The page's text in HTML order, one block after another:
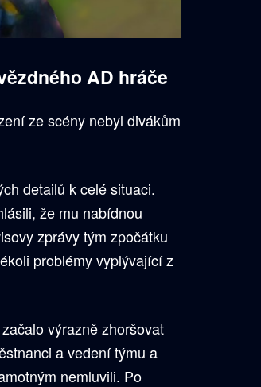
AD hráče
ze scény nebyl divákům
detailů k celé situaci.
že mu nabídnou
zprávy tým zpočátku
problémy vyplývající z
výrazně zhoršovat
a vedení týmu a
nemluvili. Po